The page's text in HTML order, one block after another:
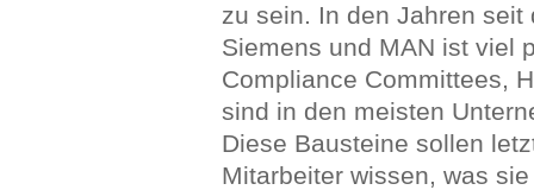
zu sein. In den Jahren
Siemens und MAN ist viel
Compliance Committees,
sind in den meisten
Diese Bausteine sollen
Mitarbeiter wissen, was